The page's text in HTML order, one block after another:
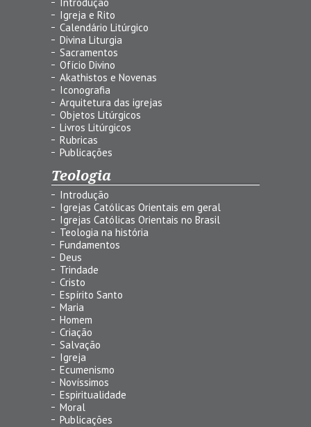
Igreja e Rito
Calendário Litúrgico
Divina Liturgia
Sacramentos
Ofício Divino
Akathistos e Novenas
Iconografia
Arquitetura das igrejas
Objetos Litúrgicos
Livros Litúrgicos
Rubricas
Publicações
Teologia
Introdução
Igrejas Católicas Orientais em geral
Igrejas Católicas Orientais no Brasil
Teologia na história
Fundamentos
Deus
Trindade
Cristo
Espírito Santo
Maria
Homem
Criação
Salvação
Igreja
Ecumenismo
Novíssimos
Espiritualidade
Moral
Publicações